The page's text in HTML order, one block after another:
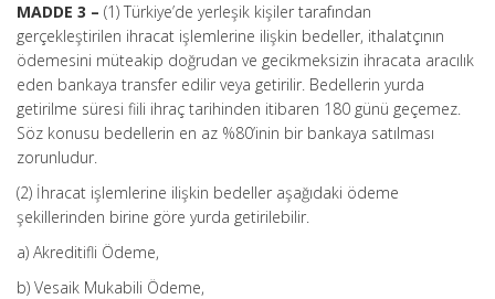
MADDE 3 – (1) Türkiye’de yerleşik kişiler tarafından
gerçekleştirilen ihracat işlemlerine ilişkin bedeller, ithalatçının
ödemesini müteakip doğrudan ve gecikmeksizin ihracata aracılık
eden bankaya transfer edilir veya getirilir. Bedellerin yurda
getirilme süresi fiili ihraç tarihinden itibaren 180 günü geçemez.
Söz konusu bedellerin en az %80’inin bir bankaya satılması
zorunludur.
(2) İhracat işlemlerine ilişkin bedeller aşağıdaki ödeme
şekillerinden birine göre yurda getirilebilir.
a) Akreditifli Ödeme,
b) Vesaik Mukabili Ödeme,